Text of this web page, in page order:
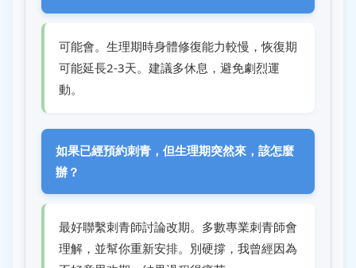
可能會。生理期時身體修復能力較慢，恢復期
可能延長2-3天。建議多休息，避免劇烈運
動。
如果已經預約刺青，但生理期突然來，該怎麼
辦？
最好聯繫刺青師討論改期。多數專業刺青師會
理解，並幫你重新安排。別硬撐，我曾經因為